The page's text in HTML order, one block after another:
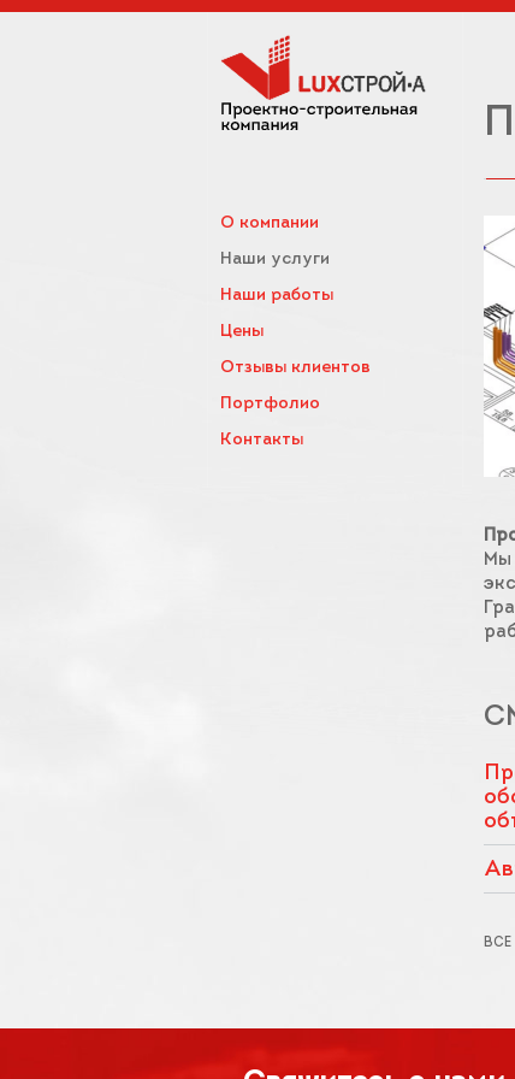
О компании
Наши услуги
Наши работы
Цены
Отзывы клиентов
Портфолио
Контакты
Мы
ВСЕ